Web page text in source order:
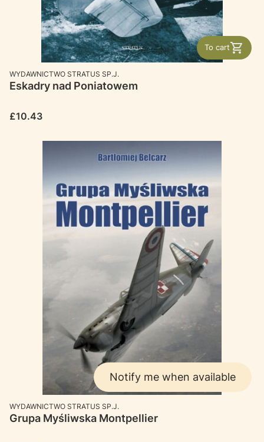
To cart
MANUFACTURER
WYDAWNICTWO STRATUS SP.J.
Eskadry nad Poniatowem
Price
£10.43
Notify me when available
MANUFACTURER
WYDAWNICTWO STRATUS SP.J.
Grupa Myśliwska Montpellier